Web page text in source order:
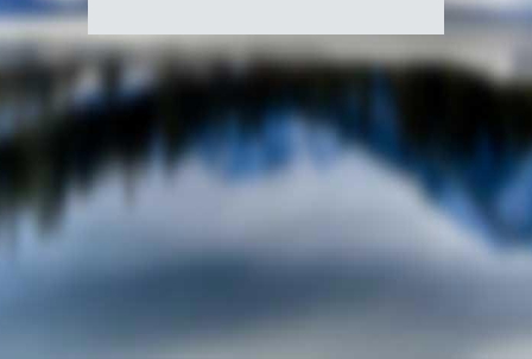
du
Canada